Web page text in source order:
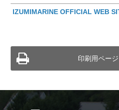
IZUMIMARINE OFFICIAL WEB
印刷用ペー